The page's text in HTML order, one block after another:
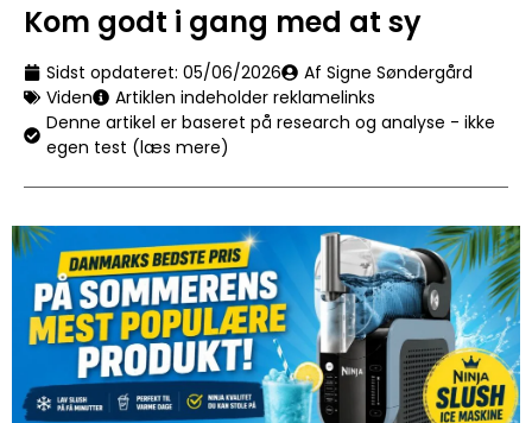
Kom godt i gang med at sy
Sidst opdateret: 05/06/2026
Af Signe Søndergård
Viden
Artiklen indeholder reklamelinks
Denne artikel er baseret på research og analyse - ikke
egen test (læs mere)